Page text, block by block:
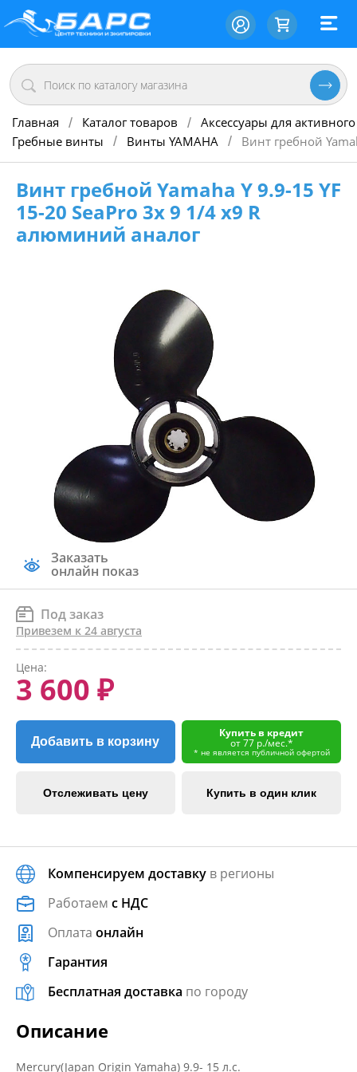
Главная / Каталог товаров / Аксессуары для
Гребные винты
/ Винты YAMAHA / Винт гребной
Винт гребной Yamaha Y 9.9-15 YF
15-20 SeaPro 3х 9 1/4 х9 R
алюминий аналог
Заказать
онлайн показ
Под заказ
Привезем к 24 августа
Цена:
3 600 ₽
Добавить в корзину
Купить в кредит
от 77 р./мес.*
* не является публичной офертой
Отслеживать цену Купить в один клик
Компенсируем доставку в регионы
Работаем с НДС
Оплата онлайн
Гарантия
Бесплатная доставка по городу
Описание
Mercury(Japan Origin Yamaha) 9.9- 15 л.с.